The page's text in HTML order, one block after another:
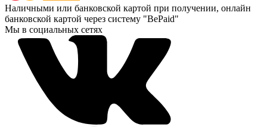
Наличными или банковской картой при получении, онлайн
банковской картой через систему "BePaid"
Мы в социальных сетях